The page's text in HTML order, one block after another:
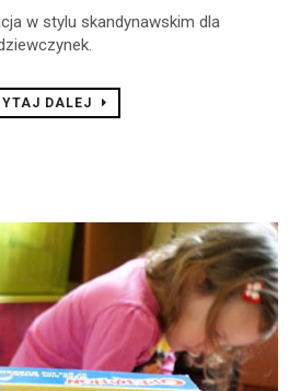
w stylu skandynawskim dla
DALEJ